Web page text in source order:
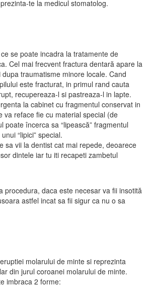
te la medicul stomatolog.
se poate incadra la tratamente de
Cel mai frecvent fractura dentară apare la
traumatisme minore locale. Cand
este fracturat, in primul rand cauta
recupereaza-l si pastreaza-l in lapte.
la cabinet cu fragmentul conservat in
va reface fie cu material special (de
poate încerca sa “lipească” fragmentul
“lipici” special.
sa vii la dentist cat mai repede, deoarece
dintele iar tu iti recapeti zambetul
procedura, daca este necesar va fii insotită
astfel incat sa fii sigur ca nu o sa
molarului de minte si reprezinta
din jurul coroanei molarului de minte.
imbraca 2 forme: